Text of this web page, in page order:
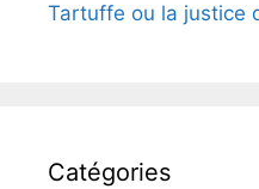
Tartuffe ou la justice
Catégories